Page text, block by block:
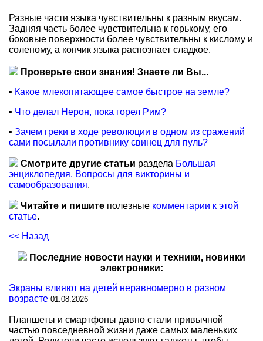
Разные части языка чувствительны к разным вкусам.
Задняя часть более чувствительна к горькому, его
боковые поверхности более чувствительны к кислому и
соленому, а кончик языка распознает сладкое.
Проверьте свои знания! Знаете ли Вы...
▪ Какое млекопитающее самое быстрое на земле?
▪ Что делал Нерон, пока горел Рим?
▪ Зачем греки в ходе революции в одном из сражений
сами посылали противнику свинец для пуль?
Смотрите другие статьи раздела Большая
энциклопедия. Вопросы для викторины и
самообразования.
Читайте и пишите полезные комментарии к этой
статье.
<< Назад
Последние новости науки и техники, новинки
электроники:
Экраны влияют на детей неравномерно в разном
возрасте 01.08.2026
Планшеты и смартфоны давно стали привычной
частью повседневной жизни даже самых маленьких